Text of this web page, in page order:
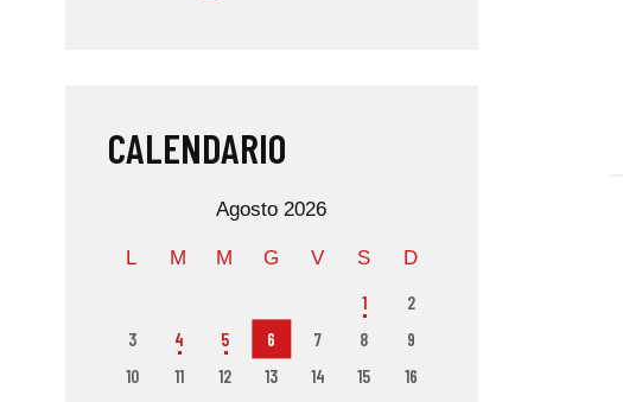
CALENDARIO
Agosto 2026
L M M G V S D
1
2
3
4 5 6 7 8
9
10
11 12 13 14 15
16